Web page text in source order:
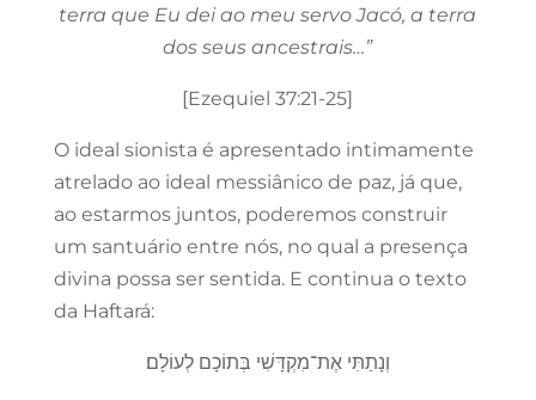
terra que Eu dei ao meu servo Jacó, a terra
dos seus ancestrais…”
[Ezequiel 37:21-25]
O ideal sionista é apresentado intimamente
atrelado ao ideal messiânico de paz, já que,
ao estarmos juntos, poderemos construir
um santuário entre nós, no qual a presença
divina possa ser sentida. E continua o texto
da Haftará:
וְנָתַתִּי אֶת־מִקְדָּשִׁי בְּתוֹכָם לְעוֹלָם׃